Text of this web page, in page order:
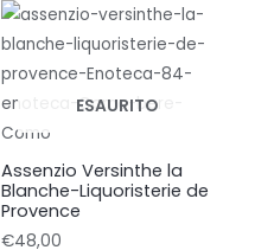
ESAURITO
Assenzio Versinthe la
Blanche-Liquoristerie de
Provence
€48,00